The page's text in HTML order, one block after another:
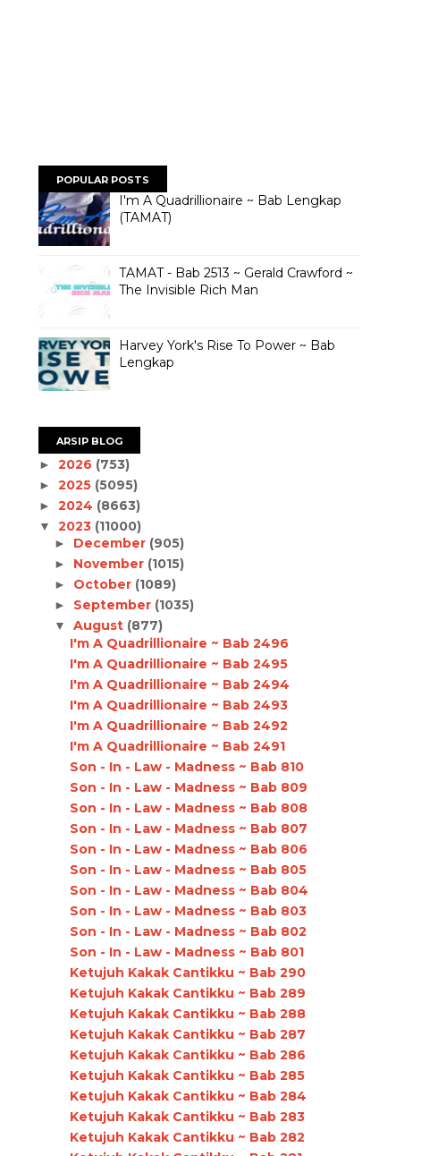
POPULAR POSTS
I'm A Quadrillionaire ~ Bab Lengkap
(TAMAT)
TAMAT - Bab 2513 ~ Gerald Crawford ~
The Invisible Rich Man
Harvey York's Rise To Power ~ Bab
Lengkap
ARSIP BLOG
► 2026 (753)
► 2025 (5095)
► 2024 (8663)
▼ 2023 (11000)
► December (905)
► November (1015)
► October (1089)
► September (1035)
▼ August (877)
I'm A Quadrillionaire ~ Bab 2496
I'm A Quadrillionaire ~ Bab 2495
I'm A Quadrillionaire ~ Bab 2494
I'm A Quadrillionaire ~ Bab 2493
I'm A Quadrillionaire ~ Bab 2492
I'm A Quadrillionaire ~ Bab 2491
Son - In - Law - Madness ~ Bab 810
Son - In - Law - Madness ~ Bab 809
Son - In - Law - Madness ~ Bab 808
Son - In - Law - Madness ~ Bab 807
Son - In - Law - Madness ~ Bab 806
Son - In - Law - Madness ~ Bab 805
Son - In - Law - Madness ~ Bab 804
Son - In - Law - Madness ~ Bab 803
Son - In - Law - Madness ~ Bab 802
Son - In - Law - Madness ~ Bab 801
Ketujuh Kakak Cantikku ~ Bab 290
Ketujuh Kakak Cantikku ~ Bab 289
Ketujuh Kakak Cantikku ~ Bab 288
Ketujuh Kakak Cantikku ~ Bab 287
Ketujuh Kakak Cantikku ~ Bab 286
Ketujuh Kakak Cantikku ~ Bab 285
Ketujuh Kakak Cantikku ~ Bab 284
Ketujuh Kakak Cantikku ~ Bab 283
Ketujuh Kakak Cantikku ~ Bab 282